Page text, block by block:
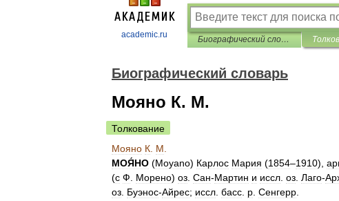
academic.ru Биографический словарь
Биографический словарь
Мояно К. М.
Толкование
Мояно К М
МОЯ́НО (Moyano) Карлос Мария (1854–1910),
(с Ф Морено) оз Сан-Мартин и иссл оз Лаго-
оз Буэнос-Айрес; иссл басс р Сенгерр